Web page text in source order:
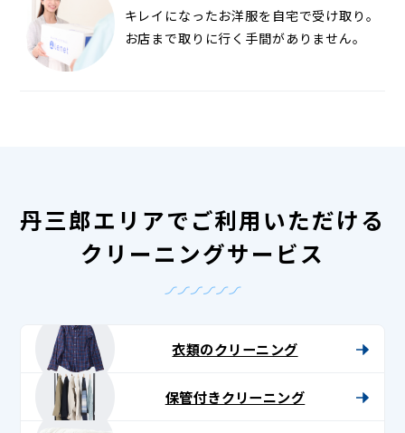
キレイになったお洋服を自宅で受け取り。
お店まで取りに行く手間がありません。
丹三郎エリアでご利用いただける
クリーニングサービス
衣類のクリーニング
保管付きクリーニング